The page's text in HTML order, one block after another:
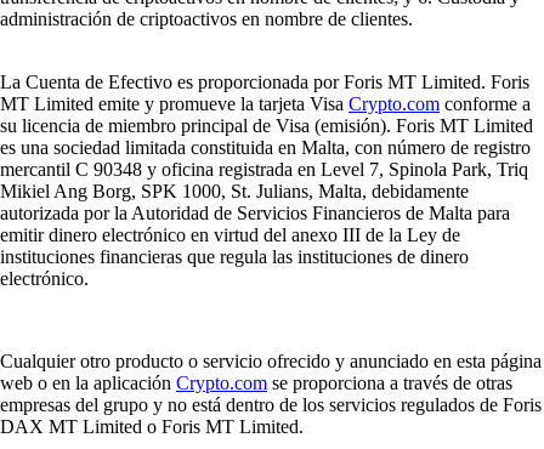
administración de criptoactivos en nombre de clientes.
La Cuenta de Efectivo es proporcionada por Foris MT Limited. Foris
MT Limited emite y promueve la tarjeta Visa Crypto.com conforme a
su licencia de miembro principal de Visa (emisión). Foris MT Limited
es una sociedad limitada constituida en Malta, con número de registro
mercantil C 90348 y oficina registrada en Level 7, Spinola Park, Triq
Mikiel Ang Borg, SPK 1000, St. Julians, Malta, debidamente
autorizada por la Autoridad de Servicios Financieros de Malta para
emitir dinero electrónico en virtud del anexo III de la Ley de
instituciones financieras que regula las instituciones de dinero
electrónico.
Cualquier otro producto o servicio ofrecido y anunciado en esta página
web o en la aplicación Crypto.com se proporciona a través de otras
empresas del grupo y no está dentro de los servicios regulados de Foris
DAX MT Limited o Foris MT Limited.